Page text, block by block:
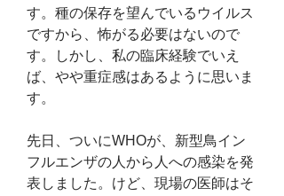
す。種の保存を望んでいるウイルス
ですから、怖がる必要はないので
す。しかし、私の臨床経験でいえ
ば、やや重症感はあるように思いま
す。
先日、ついにWHOが、新型鳥イン
フルエンザの人から人への感染を発
表しました。けど、現場の医師はそ